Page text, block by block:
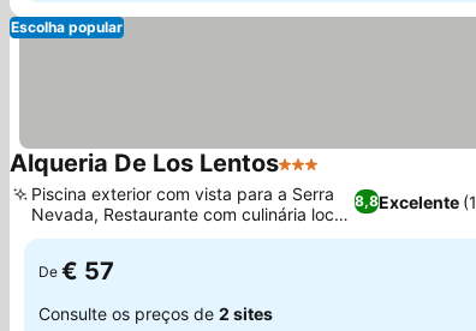
Escolha popular
Alqueria De Los Lentos3 Estrelas
8,8Excelente
Piscina exterior com vista para a Serra
Nevada, Restaurante com culinária local
e sazonal
De € 57
Consulte os preços de 2 sites